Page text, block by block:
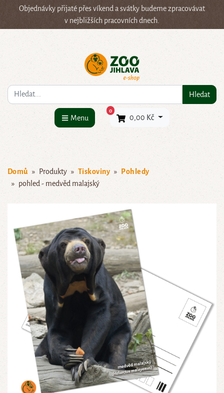
Objednávky přijaté přes víkend a svátky budeme zpracovávat
v nejbližších pracovních dnech.
Co hledáte? Hledat
Menu
0×
0,00 Kč
Domů Produkty Tiskoviny
Pohledy
pohled - medvěd malajský